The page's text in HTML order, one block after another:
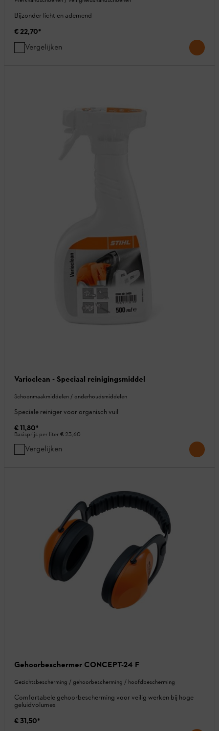
Bijzonder licht en ademend
€ 22,70*
Vergelijken
Varioclean - Speciaal reinigingsmiddel
Schoonmaakmiddelen / onderhoudsmiddelen
Speciale reiniger voor organisch vuil
€ 11,80*
Basisprijs per liter€ 23,60
Vergelijken
Gehoorbeschermer CONCEPT-24 F
Gezichtsbescherming / gehoorbescherming / hoofdbescherming
Comfortabele gehoorbescherming voor veilig werken bij hoge
geluidvolumes
€ 31,50*